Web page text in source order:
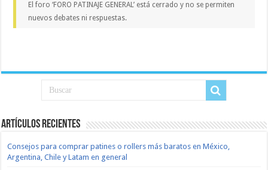
El foro ‘FORO PATINAJE GENERAL’ está cerrado y no se permiten
nuevos debates ni respuestas.
Artículos recientes
Consejos para comprar patines o rollers más baratos en México,
Argentina, Chile y Latam en general